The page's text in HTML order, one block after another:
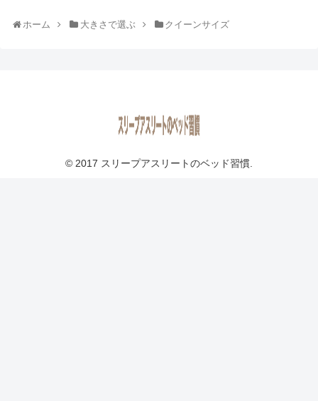
ホーム 大きさで選ぶ クイーンサイズ
© 2017 スリープアスリートのベッド習慣.